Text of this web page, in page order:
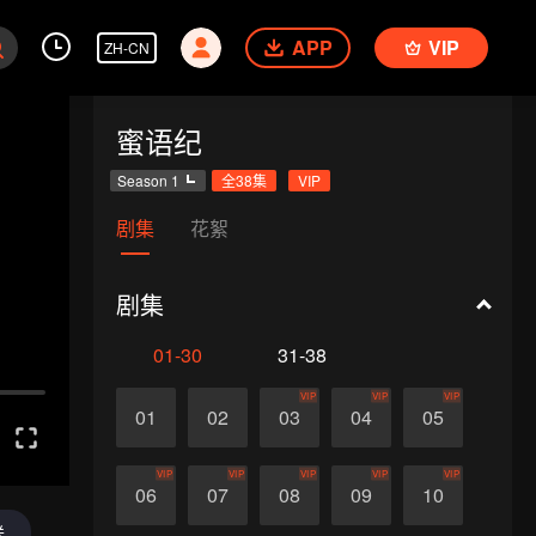
ZH-CN APP VIP
蜜语纪
Season 1 全38集 VIP
剧集 花絮
剧集
01-30 31-38
01 02 03
VIP
04
VIP
05
VIP
06
VIP
07
VIP
08
VIP
09
VIP
10
VIP